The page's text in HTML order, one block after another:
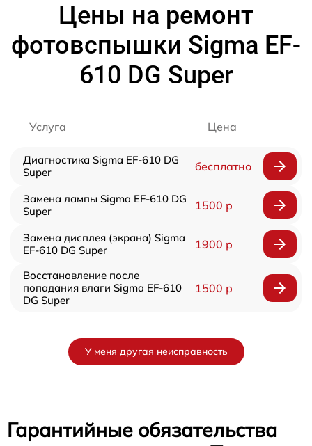
Цены на ремонт
фотовспышки Sigma EF-
610 DG Super
Услуга Цена
Диагностика Sigma EF-610 DG
Super
бесплатно
Замена лампы Sigma EF-610 DG
Super
1500 р
Замена дисплея (экрана) Sigma
EF-610 DG Super
1900 р
Восстановление после
попадания влаги Sigma EF-610
DG Super
1500 р
У меня другая неисправность
Гарантийные обязательства